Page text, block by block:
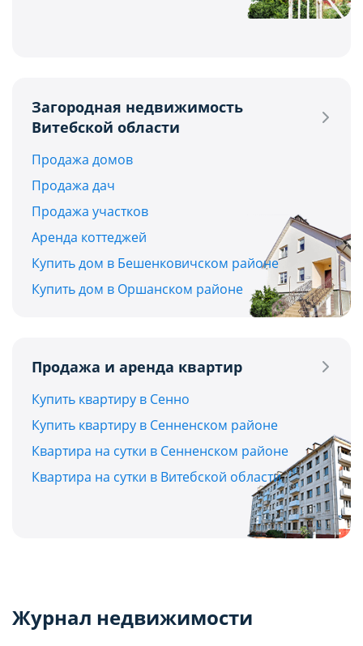
Загородная недвижимость
Витебской области
Продажа домов
Продажа дач
Продажа участков
Аренда коттеджей
Купить дом в Бешенковичском районе
Купить дом в Оршанском районе
Продажа и аренда квартир
Купить квартиру в Сенно
Купить квартиру в Сенненском районе
Квартира на сутки в Сенненском районе
Квартира на сутки в Витебской области
Журнал недвижимости